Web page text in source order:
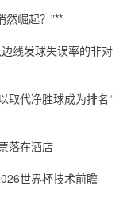
然崛起？”**
线发球失误率的非对称
代净胜球成为排名“新
落在酒店
世界杯技术前瞻